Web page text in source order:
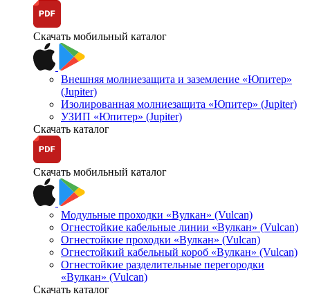
Скачать мобильный каталог
Внешняя молниезащита и заземление «Юпитер»
(Jupiter)
Изолированная молниезащита «Юпитер» (Jupiter)
УЗИП «Юпитер» (Jupiter)
Скачать каталог
Скачать мобильный каталог
Модульные проходки «Вулкан» (Vulcan)
Огнестойкие кабельные линии «Вулкан» (Vulcan)
Огнестойкие проходки «Вулкан» (Vulcan)
Огнестойкий кабельный короб «Вулкан» (Vulcan)
Огнестойкие разделительные перегородки
«Вулкан» (Vulcan)
Скачать каталог